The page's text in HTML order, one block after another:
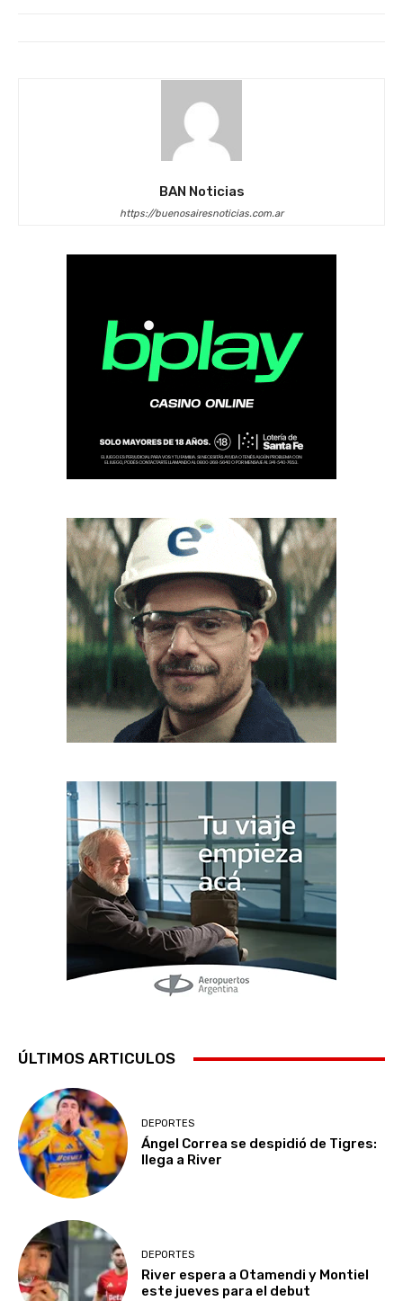
BAN Noticias
https://buenosairesnoticias.com.ar
ÚLTIMOS ARTICULOS
DEPORTES
Ángel Correa se despidió de Tigres:
llega a River
DEPORTES
River espera a Otamendi y Montiel
este jueves para el debut